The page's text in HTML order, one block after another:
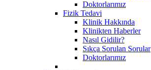
Doktorlarımız
Fizik Tedavi
Klinik Hakkında
Klinikten Haberler
Nasıl Gidilir?
Sıkça Sorulan Sorular
Doktorlarımız